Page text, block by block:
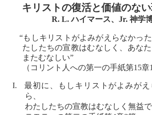
キリストの復活と価値のな
R. L. ハイマース、Jr. 神学
“もしキリストがよみがえらなかっ
たしたちの宣教はむなしく、あな
またむなしい”
（コリント人への第一の手紙第15章
I. 最初に、もしキリストがよみがえ
ら、
わたしたちの宣教はむなしく無益で